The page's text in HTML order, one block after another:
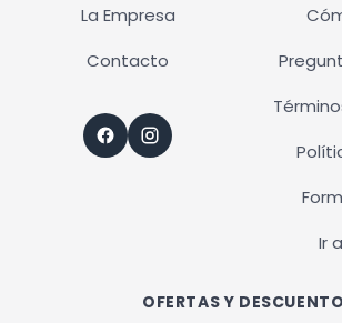
La Empresa
Contacto
Ir
OFERTAS Y